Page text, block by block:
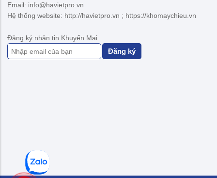
Email: info@havietpro.vn
Hệ thống website: http://havietpro.vn ; https://khomaychieu.vn
Đăng ký nhận tin Khuyến Mại
Đăng ký